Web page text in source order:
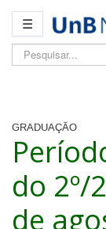
☰
Pesquisar...
GRADUAÇÃO
do 2º/
de